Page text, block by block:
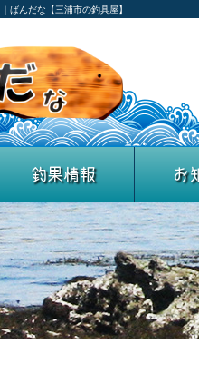
ばんだな【三浦市の釣具屋】
釣果情報 お